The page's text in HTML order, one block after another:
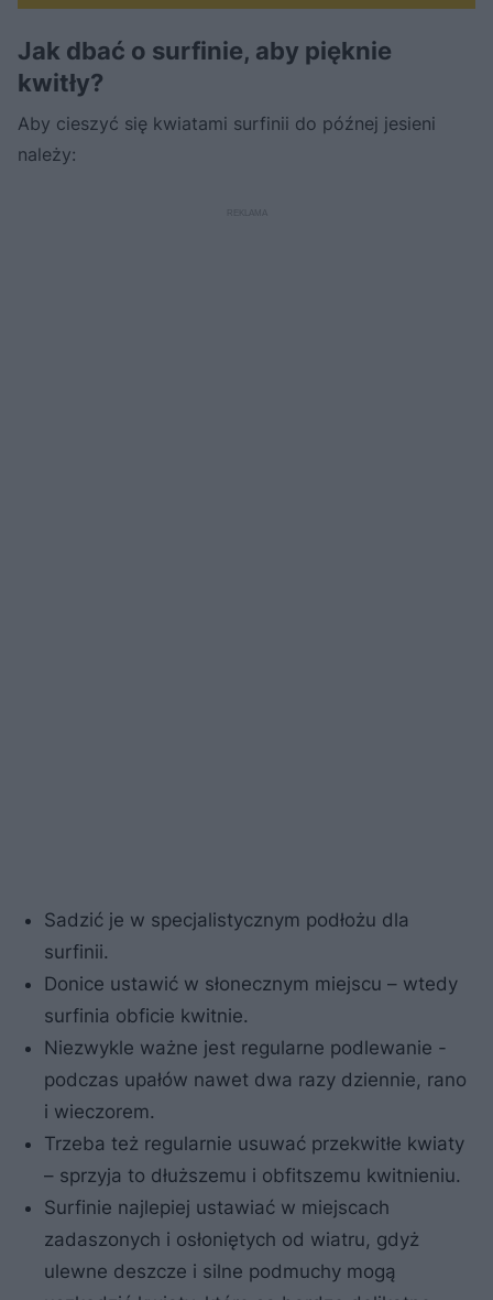
Jak dbać o surfinie, aby pięknie
kwitły?
Aby cieszyć się kwiatami surfinii do późnej jesieni
należy:
Sadzić je w specjalistycznym podłożu dla
surfinii.
Donice ustawić w słonecznym miejscu – wtedy
surfinia obficie kwitnie.
Niezwykle ważne jest regularne podlewanie -
podczas upałów nawet dwa razy dziennie, rano
i wieczorem.
Trzeba też regularnie usuwać przekwitłe kwiaty
– sprzyja to dłuższemu i obfitszemu kwitnieniu.
Surfinie najlepiej ustawiać w miejscach
zadaszonych i osłoniętych od wiatru, gdyż
ulewne deszcze i silne podmuchy mogą